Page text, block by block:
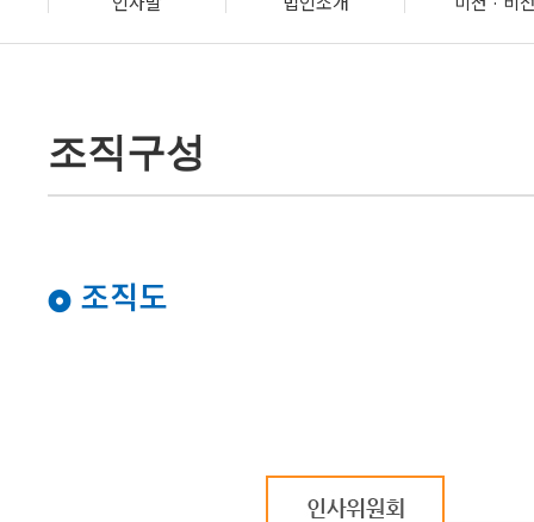
오포센터(분관)
조직구성
조직도